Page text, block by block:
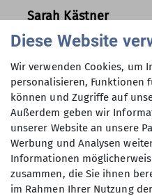
Sarah Kästner
Diese Website
Wir verwenden Cookies, um
personalisieren, Funktionen
können und Zugriffe auf
Außerdem geben wir
unserer Website an unsere
Werbung und Analysen
Informationen
zusammen, die Sie ihnen
im Rahmen Ihrer Nutzung